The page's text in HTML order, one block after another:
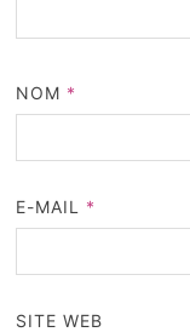
NOM *
E-MAIL *
SITE WEB